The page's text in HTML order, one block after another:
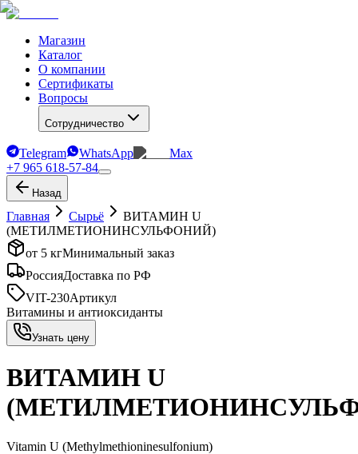
Магазин
Каталог
О компании
Сертификаты
Вопросы
Сотрудничество
Telegram WhatsApp
Max
+7 965 618-57-84
Назад
Главная Сырьё
ВИТАМИН U
(МЕТИЛМЕТИОНИНСУЛЬФОНИЙ)
от 5 кгМинимальный заказ
РоссияДоставка по РФ
VIT-230Артикул
Витамины и антиоксиданты
Узнать цену
ВИТАМИН U
Vitamin U (Methylmethioninesulfonium)